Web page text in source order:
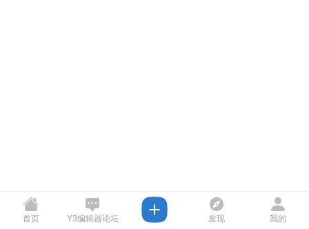
首页 Y3编辑器论坛 发现 我的